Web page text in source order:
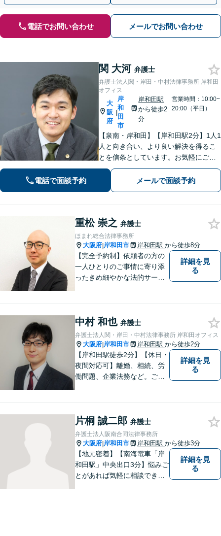
電話でお問い合わせ メールでお問い合わせ
関 大河 弁護士
弁護士法人関・岸田・中村法律事務所 岸和田
オフィス
大
阪
府
|
岸
和
田
市
岸和田駅
から徒歩2
分
営業時間：10:00~
20:00（平日）
【泉南・岸和田】【岸和田駅2分】1人1
人と向き合い、より良い解決を得るこ
とを信条としています。お気軽にご相
談下さい。
電話で面談予約 メールで面談予約
重松 崇之 弁護士
ほまれ総合法律事務所
大阪府|岸和田市 岸和田駅 から徒歩8分
【完全予約制】依頼者の方の
一人ひとりのご事情に寄り添
ったきめ細やかな法的サービ
分無料です。
詳細を見
る
中村 和也 弁護士
弁護士法人関・岸田・中村法律事務所 岸和田オフィス
大阪府|岸和田市 岸和田駅 から徒歩2分
【岸和田駅徒歩2分】【休日・
夜間対応可】離婚、相続、労
働問題、企業法務など。ご依
はお一人で抱えず、ぜひ弁護
士へご相談ください【完全個
室】
詳細を見
る
片桐 誠二郎 弁護士
弁護士法人阪南合同法律事務所
大阪府|岸和田市 岸和田駅 から徒歩3分
【地元密着】【南海電車「岸
和田駅」中央出口3分】悩みご
とがあれば気軽に相談でき
詳細を見
る